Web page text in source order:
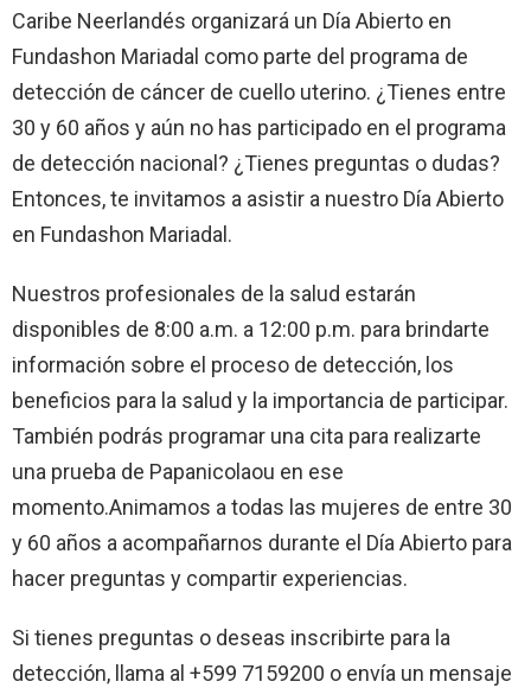
Caribe Neerlandés organizará un Día Abierto en
Fundashon Mariadal como parte del programa de
detección de cáncer de cuello uterino. ¿Tienes entre
30 y 60 años y aún no has participado en el programa
de detección nacional? ¿Tienes preguntas o dudas?
Entonces, te invitamos a asistir a nuestro Día Abierto
en Fundashon Mariadal.
Nuestros profesionales de la salud estarán
disponibles de 8:00 a.m. a 12:00 p.m. para brindarte
información sobre el proceso de detección, los
beneficios para la salud y la importancia de participar.
También podrás programar una cita para realizarte
una prueba de Papanicolaou en ese
momento.Animamos a todas las mujeres de entre 30
y 60 años a acompañarnos durante el Día Abierto para
hacer preguntas y compartir experiencias.
Si tienes preguntas o deseas inscribirte para la
detección, llama al +599 7159200 o envía un mensaje